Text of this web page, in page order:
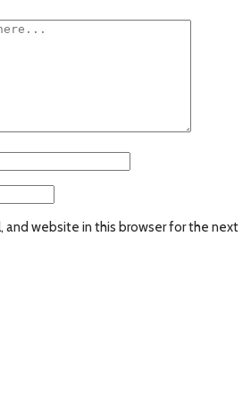
and website in this browser for the next